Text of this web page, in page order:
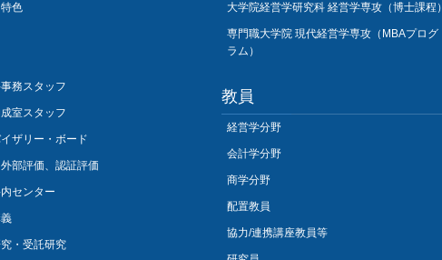
色
務スタッフ
室スタッフ
ザリー・ボード
部評価、認証評価
センター
・受託研究
大学院経営学研究科 経営学専攻（博士課程）
専門職大学院 現代経営学専攻（MBAプログ
ラム）
教員
経営学分野
会計学分野
商学分野
配置教員
協力/連携講座教員等